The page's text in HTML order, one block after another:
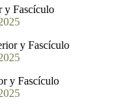
y Fascículo
y Fascículo
y Fascículo